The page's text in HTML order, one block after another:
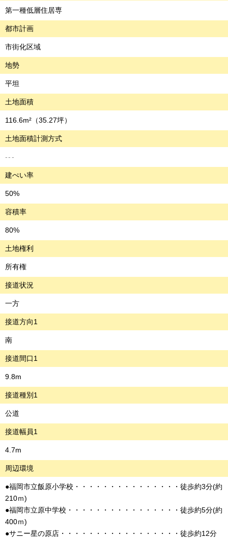
第一種低層住居専
都市計画
市街化区域
地勢
平坦
土地面積
116.6m² （35.27坪）
土地面積計測方式
---
建ぺい率
50%
容積率
80%
土地権利
所有権
接道状況
一方
接道方向1
南
接道間口1
9.8m
接道種別1
公道
接道幅員1
4.7m
周辺環境
●福岡市立飯原小学校・・・・・・・・・・・・・・・徒歩約3分(約
210ｍ)
●福岡市立原中学校・・・・・・・・・・・・・・・・徒歩約5分(約
400ｍ)
●サニー星の原店・・・・・・・・・・・・・・・・・徒歩約12分